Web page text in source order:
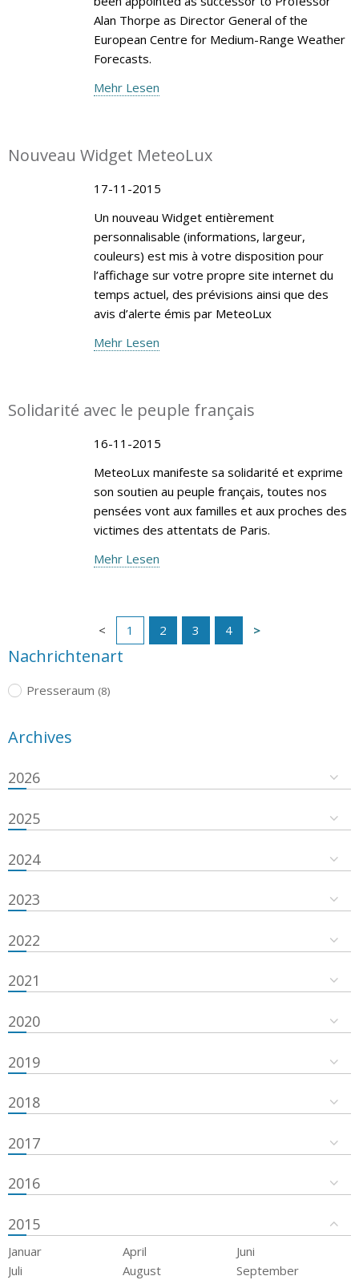
Alan Thorpe as Director General of the
European Centre for Medium-Range Weather
Forecasts.
Mehr Lesen
Nouveau Widget MeteoLux
17-11-2015
Un nouveau Widget entièrement
personnalisable (informations, largeur,
couleurs) est mis à votre disposition pour
l’affichage sur votre propre site internet du
temps actuel, des prévisions ainsi que des
avis d’alerte émis par MeteoLux
Mehr Lesen
Solidarité avec le peuple français
16-11-2015
MeteoLux manifeste sa solidarité et exprime
son soutien au peuple français, toutes nos
pensées vont aux familles et aux proches des
victimes des attentats de Paris.
Mehr Lesen
1 2 3 4
Nachrichtenart
Presseraum (8)
Archives
2026
2025
2024
2023
2022
2021
2020
2019
2018
2017
2016
2015
Januar April
Juni
Juli
August
September